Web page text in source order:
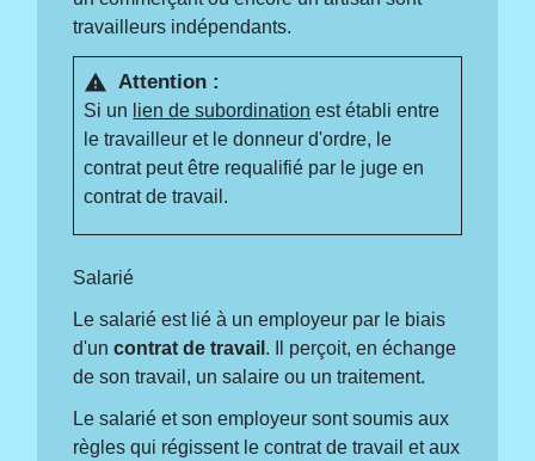
travailleurs indépendants.
warning Attention :
Si un lien de subordination est établi entre
le travailleur et le donneur d'ordre, le
contrat peut être requalifié par le juge en
contrat de travail.
Salarié
Le salarié est lié à un employeur par le biais
d'uncontrat de travail . Il perçoit, en échange
de son travail, un salaire ou un traitement.
Le salarié et son employeur sont soumis aux
règles qui régissent le contrat de travail et aux